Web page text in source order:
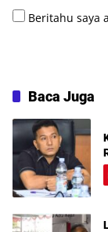
Beritahu saya
Baca Juga